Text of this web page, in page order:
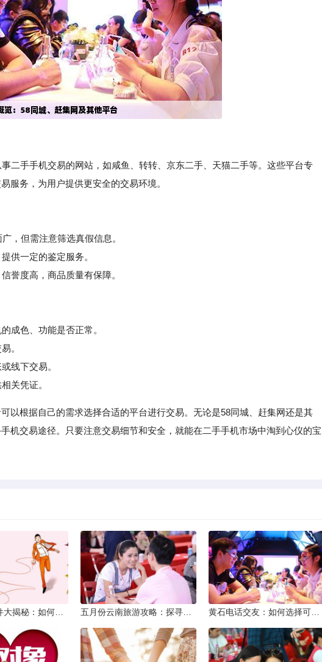
二手手机交易的网站，如咸鱼、转转、京东二手、天猫二手等。这些平台专
服务，为用户提供更安全的交易环境。
，但需注意筛选真假信息。
一定的鉴定服务。
度高，商品质量有保障。
成色、功能是否正常。
。
线下交易。
关凭证。
以根据自己的需求选择合适的平台进行交易。无论是58同城、赶集网还是其
机交易途径。只要注意交易细节和安全，就能在二手手机市场中淘到心仪的宝